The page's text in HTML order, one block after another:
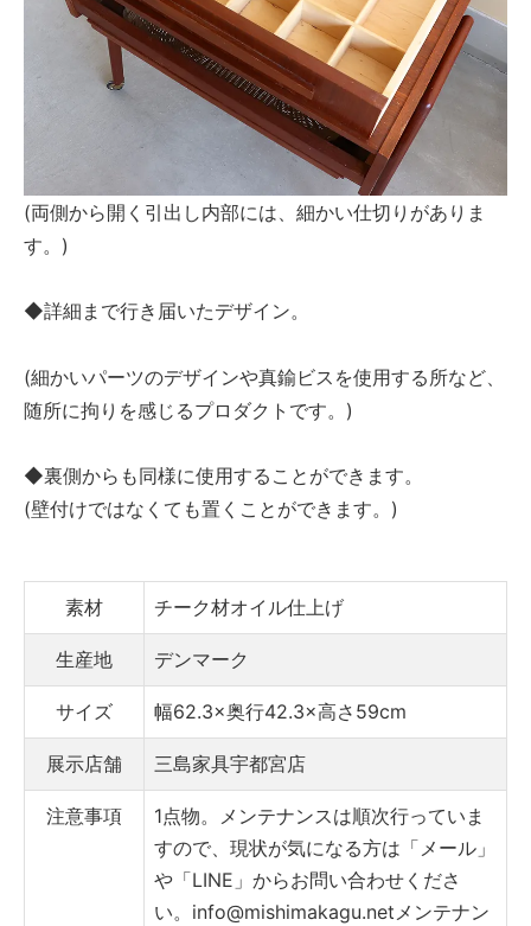
(両側から開く引出し内部には、細かい仕切りがありま
す。)
◆詳細まで行き届いたデザイン。
(細かいパーツのデザインや真鍮ビスを使用する所など、
随所に拘りを感じるプロダクトです。)
◆裏側からも同様に使用することができます。
(壁付けではなくても置くことができます。)
素材 チーク材オイル仕上げ
生産地 デンマーク
サイズ 幅62.3×奥行42.3×高さ59cm
展示店舗 三島家具宇都宮店
注意事項
1点物。メンテナンスは順次行っていま
すので、現状が気になる方は「メール」
や「LINE」からお問い合わせくださ
い。info@mishimakagu.netメンテナン